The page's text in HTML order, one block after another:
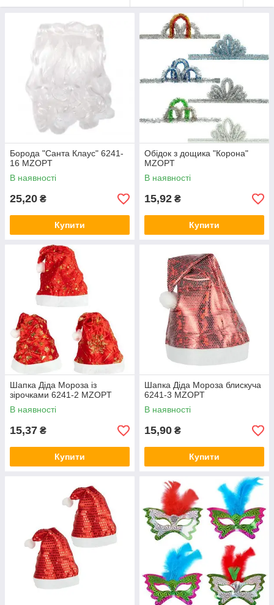
Борода "Санта Клаус" 6241-
16 MZOPT
В наявності
25,20 ₴
Купити
Обідок з дощика "Корона"
MZOPT
В наявності
15,92 ₴
Купити
Шапка Діда Мороза із
зірочками 6241-2 MZOPT
В наявності
15,37 ₴
Купити
Шапка Діда Мороза блискуча
6241-3 MZOPT
В наявності
15,90 ₴
Купити